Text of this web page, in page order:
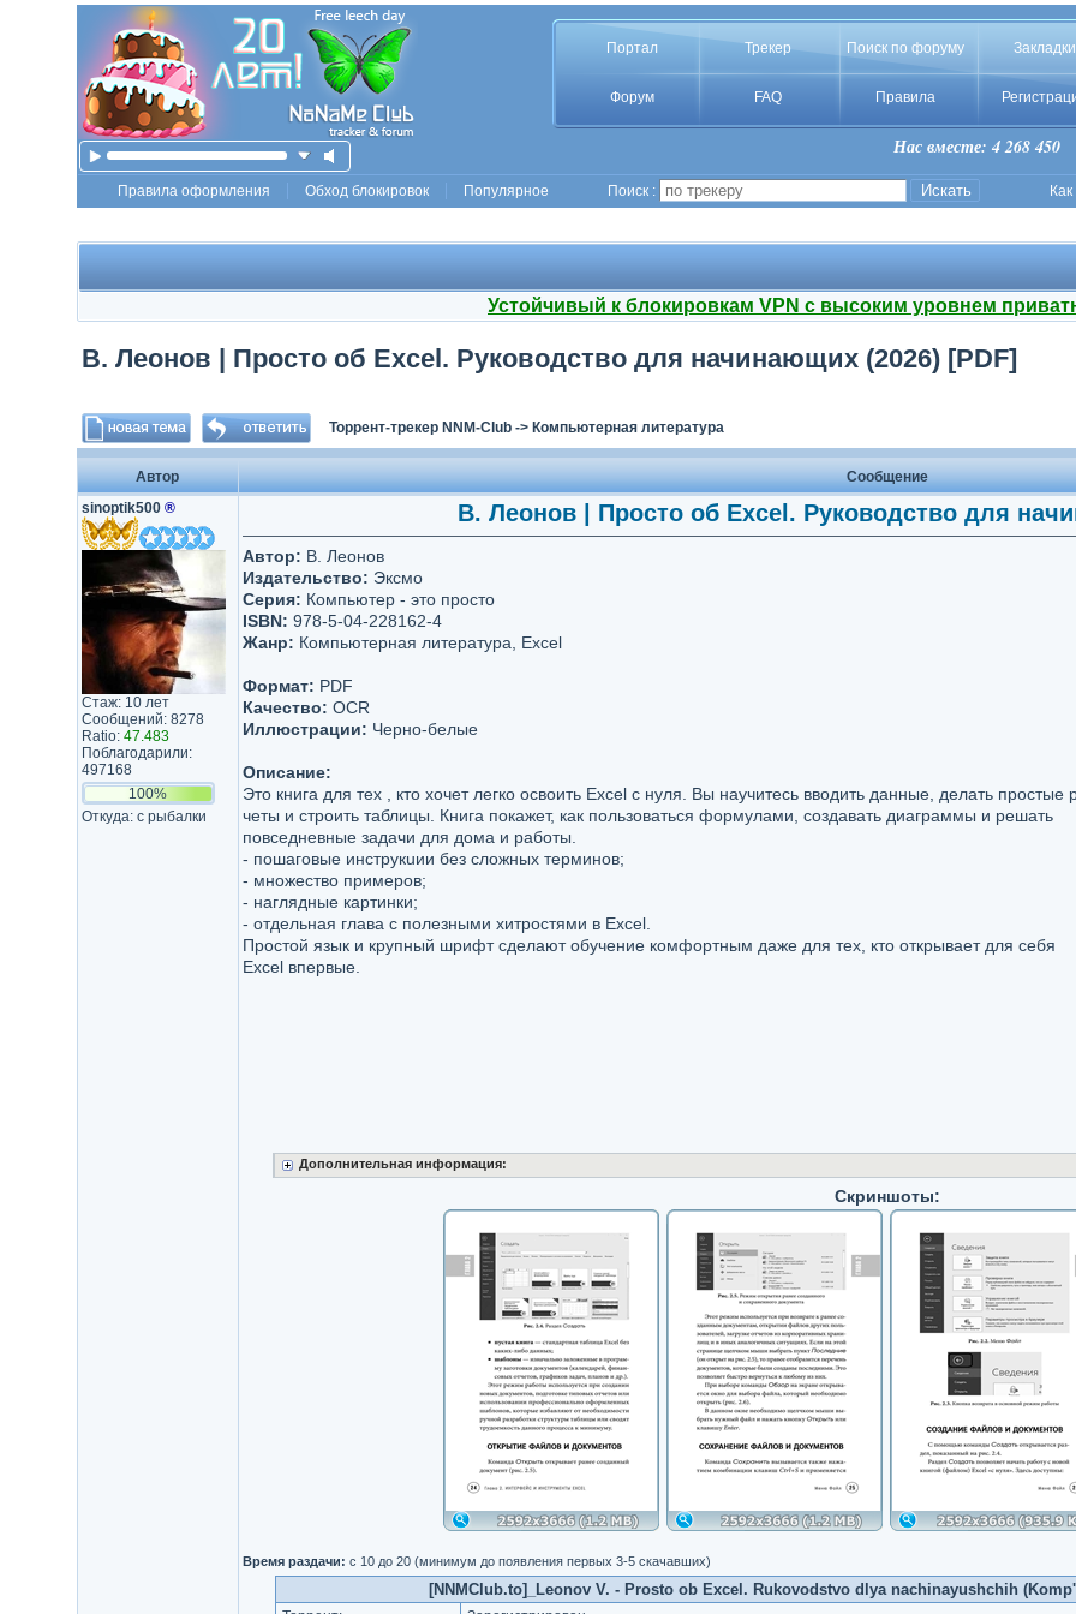
Портал Трекер Поиск по форуму Закладки
Форум FAQ Правила
Нас вместе: 4 268 450
Правила оформления Обход блокировок Популярное Поиск :
Устойчивый к блокировкам VPN с высоким уровнем
В. Леонов | Просто об Excel. Руководство для начинающих (2026) [PDF]
Торрент-трекер NNM-Club-> Компьютерная литература
Автор
Сообщение
sinoptik500 ®
Стаж: 10 лет
Сообщений: 8278
Ratio: 47.483
Поблагодарили:
497168
100%
Откуда: с рыбалки
В. Леонов | Просто об Excel. Руководство для
Автор: В. Леонов
Издательство: Эксмо
Серия: Компьютер - это просто
ISBN: 978-5-04-228162-4
Жанр: Компьютерная литература, Excel
Формат: PDF
Качество: OCR
Иллюстрации: Черно-белые
Описание:
Это книга для тех , кто хочет легко освоить Ехсеl с нуля. Вы научитесь вводить данные, делать простые
четы и строить таблицы. Книга покажет, как пользоваться формулами, создавать диаграммы и решать
повседневные задачи для дома и работы.
- пошаговые инструкuии без сложных терминов;
- множество примеров;
- наглядные картинки;
- отдельная глава с полезными хитростями в Excel.
Простой язык и крупный шрифт сделают обучение комфортным даже для тех, кто открывает для себя
Excel впервые.
Дополнительная информация:
Скриншоты:
Время раздачи: с 10 до 20 (минимум до появления первых 3-5 скачавших)
[NNMClub.to]_Leonov V. - Prosto ob Excel. Rukovodstvo dlya nachinayushchih